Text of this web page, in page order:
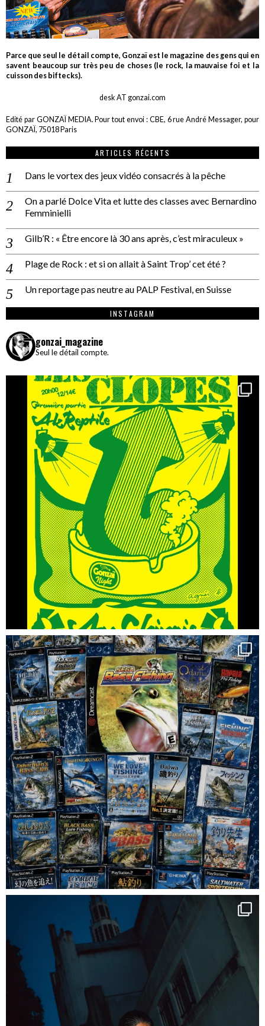
Parce que seul le détail compte, Gonzaï est le magazine des gens qui en
savent beaucoup sur très peu de choses (le rock, la mauvaise foi et la
cuisson des biftecks).
desk AT gonzai.com
Edité par GONZAÏ MEDIA. Pour tout envoi : CBE, 6 rue André Messager, pour
GONZAÏ, 75018 Paris
ARTICLES RÉCENTS
Dans le vortex des jeux vidéo consacrés à la pêche
On a parlé Dolce Vita et lutte des classes avec Bernardino
Femminielli
Gilb’R : « Être encore là 30 ans après, c’est miraculeux »
Plage de Rock : et si on allait à Saint Trop’ cet été ?
Un reportage pas neutre au PALP Festival, en Suisse
INSTAGRAM
gonzai_magazine
Seul le détail compte.